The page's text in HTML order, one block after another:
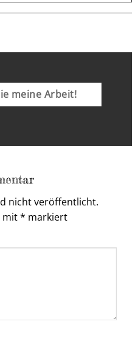
meine Arbeit!
nicht veröffentlicht.
mit* markiert